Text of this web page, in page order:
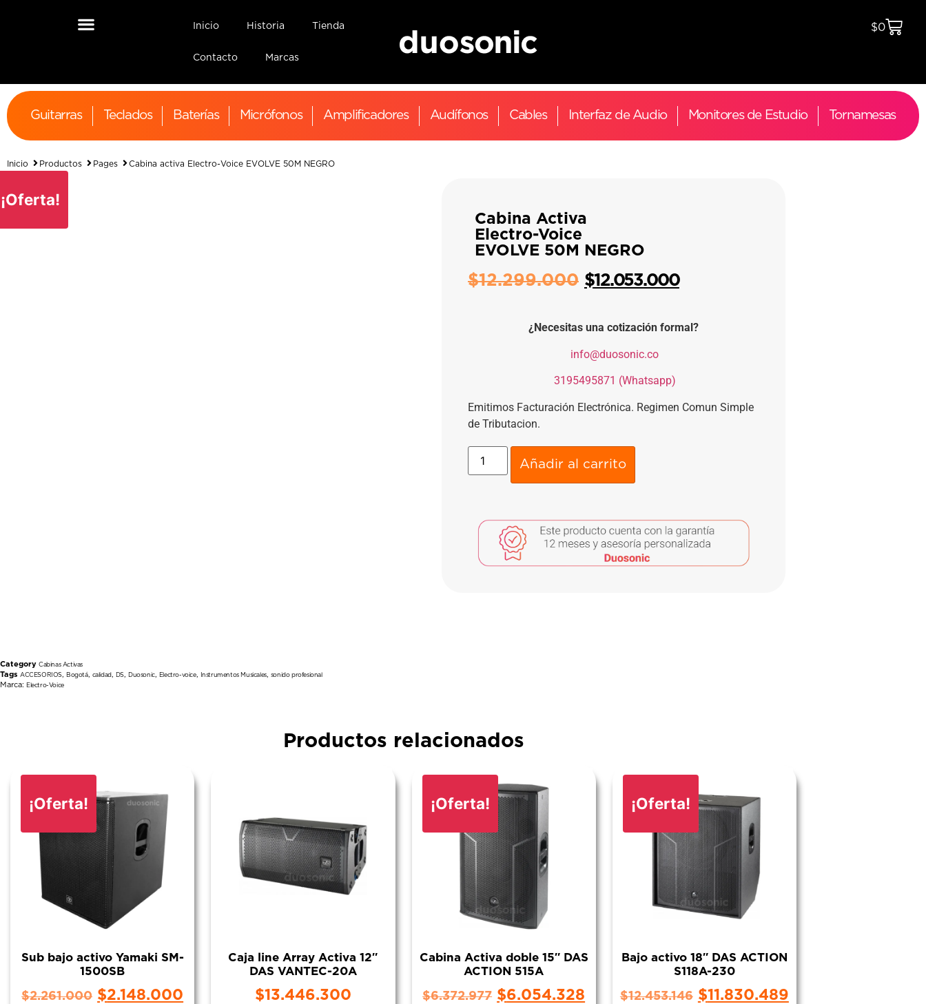
Inicio Historia Tienda
Contacto Marcas
$0
Guitarras Teclados Baterías Micrófonos Amplificadores Audífonos Cables Interfaz de Audio Monitores de Estudio Tornamesas
Inicio Productos Pages Cabina activa Electro-Voice EVOLVE 50M NEGRO
¡Oferta!
Category Cabinas Activas
Tags ACCESORIOS, Bogotá, calidad, DS,Duosonic, Electro-voice, Instrumentos Musicales, sonido profesional
Marca: Electro-Voice
Cabina Activa
Electro-Voice
EVOLVE 50M NEGRO
$12.299.000 $12.053.000
¿Necesitas una cotización formal?
info@duosonic.co
3195495871 (Whatsapp)
Emitimos Facturación Electrónica. Regimen Comun Simple
de Tributacion.
Añadir al carrito
Productos relacionados
¡Oferta!
Sub bajo activo Yamaki SM-
1500SB
$2.261.000 $2.148.000
Caja line Array Activa 12″
DAS VANTEC-20A
$13.446.300
¡Oferta!
Cabina Activa doble 15″ DAS
ACTION 515A
$6.372.977 $6.054.328
¡Oferta!
Bajo activo 18″ DAS ACTION
S118A-230
$12.453.146 $11.830.489